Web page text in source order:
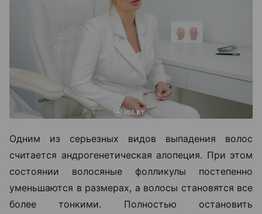
Одним из серьезных видов выпадения волос
считается андрогенетическая алопеция. При этом
состоянии волосяные фолликулы постепенно
уменьшаются в размерах, а волосы становятся все
более тонкими. Полностью остановить